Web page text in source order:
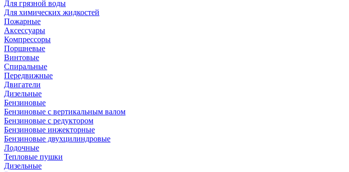
Для грязной воды
Для химических жидкостей
Пожарные
Аксессуары
Компрессоры
Поршневые
Винтовые
Спиральные
Передвижные
Двигатели
Дизельные
Бензиновые
Бензиновые с вертикальным валом
Бензиновые с редуктором
Бензиновые инжекторные
Бензиновые двухцилиндровые
Лодочные
Тепловые пушки
Дизельные